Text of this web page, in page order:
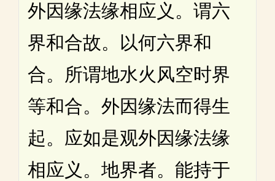
外因缘法缘相应义。谓六
界和合故。以何六界和
合。所谓地水火风空时界
等和合。外因缘法而得生
起。应如是观外因缘法缘
相应义。地界者。能持于